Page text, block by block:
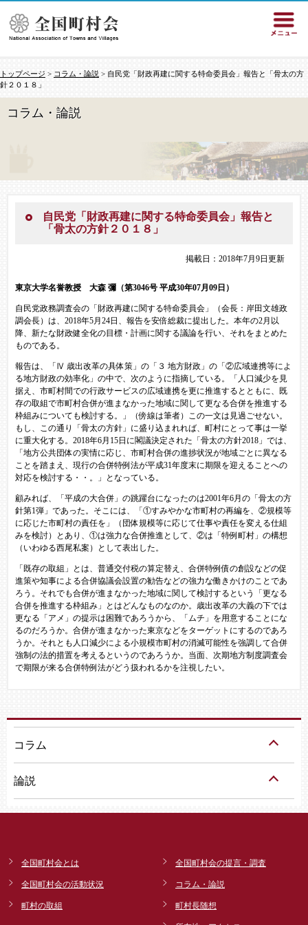
トップページ > コラム・論説 > 自民党「財政再建に関する特命委員会」報告と「骨太の方
針２０１８」
コラム・論説
自民党「財政再建に関する特命委員会」報告と
「骨太の方針２０１８」
掲載日：2018年7月9日更新
東京大学名誉教授 大森 彌（第3046号 平成30年07月09日）
自民党政務調査会の「財政再建に関する特命委員会」（会長：岸田文雄政
調会長）は、2018年5月24日、報告を安倍総裁に提出した。本年の2月以
降、新たな財政健全化の目標・計画に関する議論を行い、それをまとめた
ものである。
報告は、「Ⅳ 歳出改革の具体策」の「３ 地方財政」の「②広域連携等によ
る地方財政の効率化」の中で、次のように指摘している。「人口減少を見
据え、市町村間での行政サービスの広域連携を更に推進するとともに、既
存の取組で市町村合併が進まなかった地域に関して更なる合併を推進する
枠組みについても検討する。」（傍線は筆者）この一文は見過ごせない。
もし、この通り「骨太の方針」に盛り込まれれば、町村にとって事は一挙
に重大化する。2018年6月15日に閣議決定された「骨太の方針2018」では、
「地方公共団体の実情に応じ、市町村合併の進捗状況が地域ごとに異なる
ことを踏まえ、現行の合併特例法が平成31年度末に期限を迎えることへの
対応を検討する・・。」となっている。
顧みれば、「平成の大合併」の跳躍台になったのは2001年6月の「骨太の方
針第1弾」であった。そこには、「①すみやかな市町村の再編を、②規模等
に応じた市町村の責任を」（団体規模等に応じて仕事や責任を変える仕組
みを検討）とあり、①は強力な合併推進として、②は「特例町村」の構想
（いわゆる西尾私案）として表出した。
「既存の取組」とは、普通交付税の算定替え、合併特例債の創設などの促
進策や知事による合併協議会設置の勧告などの強力な働きかけのことであ
ろう。それでも合併が進まなかった地域に関して検討するという「更なる
合併を推進する枠組み」とはどんなものなのか。歳出改革の大義の下では
更なる「アメ」の提示は困難であろうから、「ムチ」を用意することにな
るのだろうか。合併が進まなかった東京などをターゲットにするのであろ
うか。それとも人口減少による小規模市町村の消滅可能性を強調して合併
強制の法的措置を考えるというのであろうか。当面、次期地方制度調査会
で期限が来る合併特例法がどう扱われるかを注視したい。
コラム
論説
全国町村会とは
全国町村会の活動状況
町村の取組
全国町村会の提言・調査
コラム・論説
町村長随想